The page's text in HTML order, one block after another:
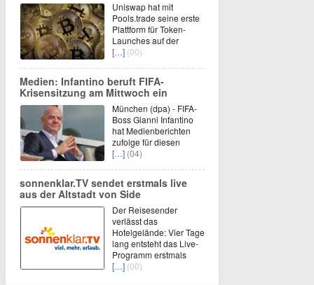
Uniswap hat mit
Pools.trade seine erste
Plattform für Token-
Launches auf der
[…] (00)
Medien: Infantino beruft FIFA-
Krisensitzung am Mittwoch ein
München (dpa) - FIFA-
Boss Gianni Infantino
hat Medienberichten
zufolge für diesen
[…] (04)
sonnenklar.TV sendet erstmals live
aus der Altstadt von Side
Der Reisesender
verlässt das
Hotelgelände: Vier Tage
lang entsteht das Live-
Programm erstmals
[…] (00)